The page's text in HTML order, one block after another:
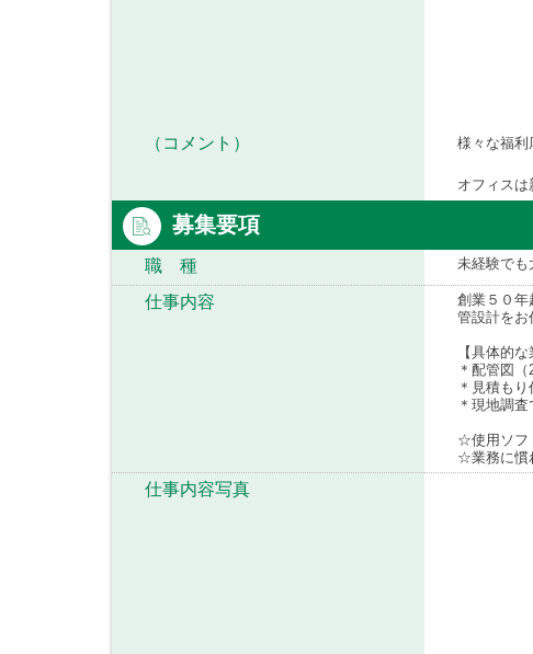
（コメント） 様々な福利
オフィス
募集要項
職 種 未経験でも
仕事内容
創業５０年
管設計をお
【具体的な
＊配管図
＊見積も
＊現地調
☆使用ソフ
☆業務に慣
仕事内容写真